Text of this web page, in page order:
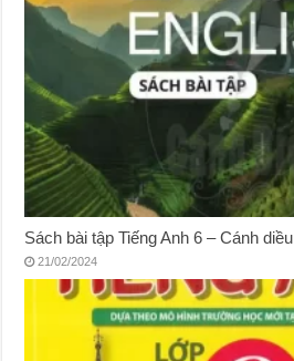
Sách bài tập Tiếng Anh 6 – Cánh diều
21/02/2024